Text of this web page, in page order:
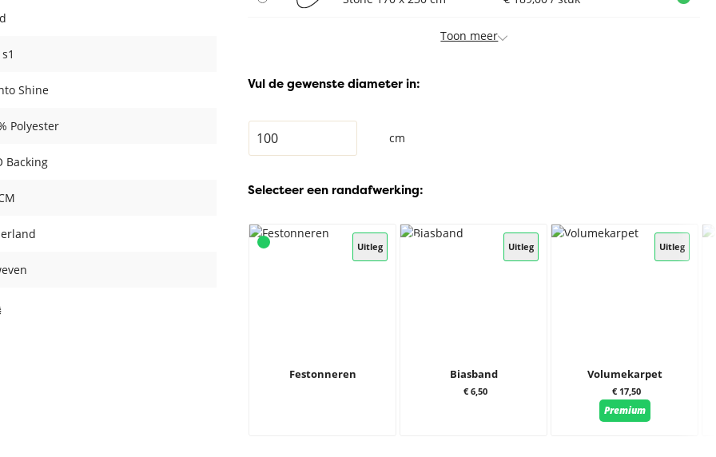
Toon meer
Vul de gewenste diameter in:
cm
Selecteer een randafwerking:
Uitleg
Festonneren
Uitleg
Biasband
€ 6,50
Uitleg
Volumekarpet
€ 17,50
Premium
Shine
Polyester
Backing